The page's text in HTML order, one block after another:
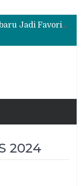
Promo Servis Mitsubishi Agustus 2026, Ada Diskon ESP dan Bodi & Cat Kilau Merdeka
Suzuki XL7 Terbaru Jadi Favorit Test Drive di GIIAS 2026, Ini Fitur yang Paling Dipuji
Promo Servis Mitsubishi Agustus 2026, Ada Diskon ESP dan Bodi & Cat Kilau Merdeka
2024